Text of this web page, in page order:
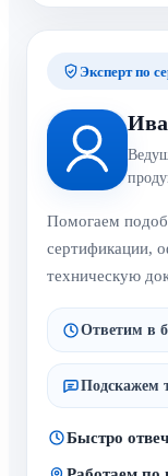
Эксперт по
Помогаем
сертификации,
техническую
Ответим в
Подскажем
Быстро